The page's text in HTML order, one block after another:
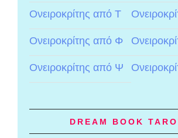
Ονειροκρίτης από Τ
Ονειροκρίτης από Φ
Ονειροκρίτης από Ψ
DREAM BOOK